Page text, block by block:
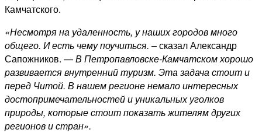
Камчатского.
«Несмотря на удаленность, у наших городов много
общего. И есть чему поучиться. – сказал Александр
Сапожников. —В Петропавловске-Камчатском хорошо
развивается внутренний туризм. Эта задача стоит и
перед Читой. В нашем регионе немало интересных
достопримечательностей и уникальных уголков
природы, которые стоит показать жителям других
регионов и стран».